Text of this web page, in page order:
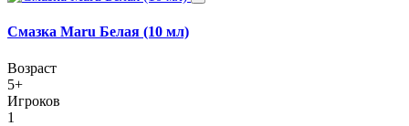
Смазка Maru Белая (10 мл)
Возраст
5+
Игроков
1